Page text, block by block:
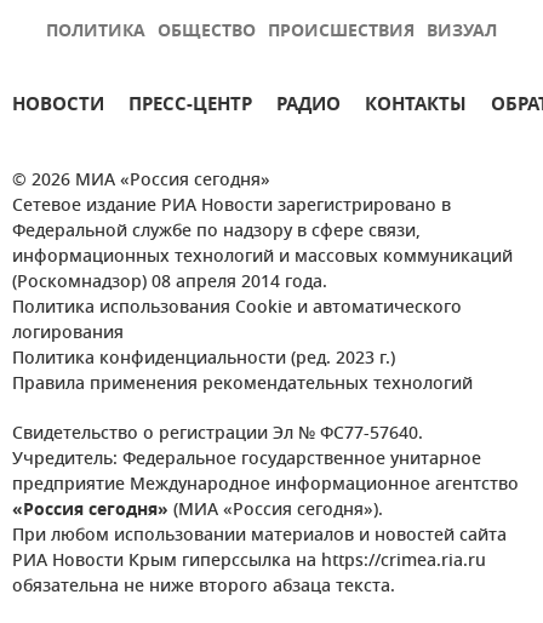
ПОЛИТИКА ОБЩЕСТВО ПРОИСШЕСТВИЯ ВИЗУАЛ
НОВОСТИ ПРЕСС-ЦЕНТР РАДИО КОНТАКТЫ
© 2026 МИА «Россия сегодня»
Сетевое издание РИА Новости зарегистрировано в
Федеральной службе по надзору в сфере связи,
информационных технологий и массовых коммуникаций
(Роскомнадзор) 08 апреля 2014 года.
Политика использования Cookie и автоматического
логирования
Политика конфиденциальности (ред. 2023 г.)
Правила применения рекомендательных технологий
Свидетельство о регистрации Эл № ФС77-57640.
Учредитель: Федеральное государственное унитарное
предприятие Международное информационное агентство
«Россия сегодня» (МИА «Россия сегодня»).
При любом использовании материалов и новостей сайта
РИА Новости Крым гиперссылка на https://crimea.ria.ru
обязательна не ниже второго абзаца текста.